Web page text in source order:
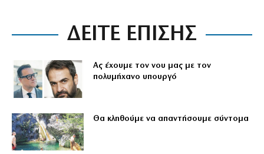
ΔΕΙΤΕ ΕΠΙΣΗΣ
Ας έχουμε τον νου μας με τον
πολυμήχανο υπουργό
Θα κληθούμε να απαντήσουμε σύντομα